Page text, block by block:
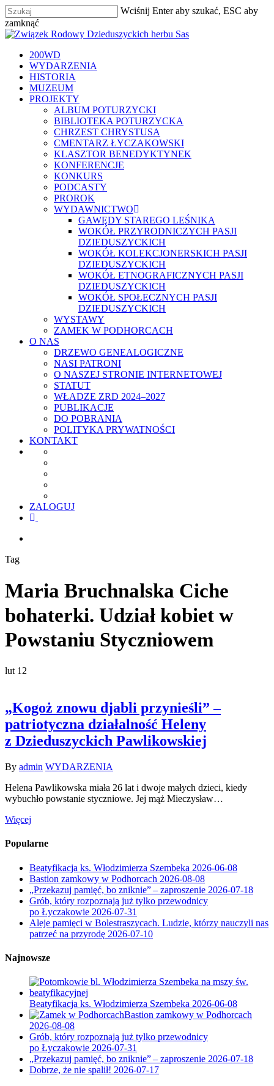
Skip
to
main
Wciśnij Enter aby szukać, ESC aby
zamknąć
Zamknij
szukaj
Menu
200WD
WYDARZENIA
HISTORIA
MUZEUM
PROJEKTY
ALBUM POTURZYCKI
BIBLIOTEKA POTURZYCKA
CHRZEST CHRYSTUSA
CMENTARZ ŁYCZAKOWSKI
KLASZTOR BENEDYKTYNEK
KONFERENCJE
KONKURS
PODCASTY
PROROK
WYDAWNICTWO
GAWĘDY STAREGO LEŚNIKA
WOKÓŁ PRZYRODNICZYCH PASJI
DZIEDUSZYCKICH
WOKÓŁ KOLEKCJONERSKICH PASJI
DZIEDUSZYCKICH
WOKÓŁ ETNOGRAFICZNYCH PASJI
DZIEDUSZYCKICH
WOKÓŁ SPOŁECZNYCH PASJI
DZIEDUSZYCKICH
WYSTAWY
ZAMEK W PODHORCACH
O NAS
DRZEWO GENEALOGICZNE
NASI PATRONI
O NASZEJ STRONIE INTERNETOWEJ
STATUT
WŁADZE ZRD 2024–2027
PUBLIKACJE
DO POBRANIA
POLITYKA PRYWATNOŚCI
KONTAKT
ZALOGUJ
facebook
Tag
Maria Bruchnalska Ciche
bohaterki. Udział kobiet w
Powstaniu Styczniowem
lut 12
„Kogoż znowu djabli przynieśli” –
patriotyczna działalność Heleny
z Dzieduszyckich Pawlikowskiej
By admin WYDARZENIA
Helena Pawlikowska miała 26 lat i dwoje małych dzieci, kiedy
wybuchło powstanie styczniowe. Jej mąż Mieczysław…
Więcej
Popularne
Beatyfikacja ks. Włodzimierza Szembeka 2026-06-08
Bastion zamkowy w Podhorcach 2026-08-08
„Przekazuj pamięć, bo zniknie” – zaproszenie 2026-07-18
Grób, który rozpoznają już tylko przewodnicy
po Łyczakowie 2026-07-31
Aleje pamięci w Bolestraszycach. Ludzie, którzy nauczyli nas
patrzeć na przyrodę 2026-07-10
Najnowsze
Beatyfikacja ks. Włodzimierza Szembeka 2026-06-08
Bastion zamkowy w Podhorcach
2026-08-08
Grób, który rozpoznają już tylko przewodnicy
po Łyczakowie 2026-07-31
„Przekazuj pamięć, bo zniknie” – zaproszenie 2026-07-18
Dobrze, że nie spalił! 2026-07-17